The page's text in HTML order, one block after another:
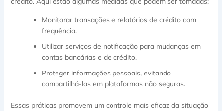
Monitorar transações e relatórios de crédito com
frequência.
Utilizar serviços de notificação para mudanças em
contas bancárias e de crédito.
Proteger informações pessoais, evitando
compartilhá-las em plataformas não seguras.
Essas práticas promovem um controle mais eficaz da situação